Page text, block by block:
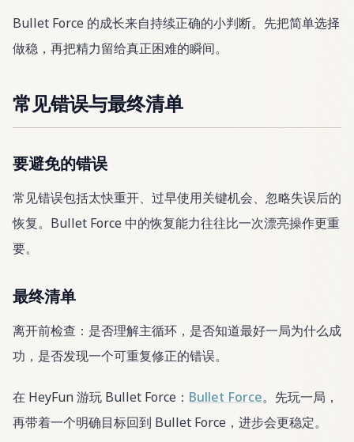
Bullet Force 的成长来自持续正确的小判断。先把简单选择
做稳，再把精力留给真正困难的瞬间。
常见错误与最终清单
要避免的错误
常见错误包括太快重开、过早使用关键机会、忽略失误后的
恢复。Bullet Force 中的恢复能力往往比一次漂亮操作更重
要。
最终清单
离开前检查：是否理解主循环，是否知道最好一局为什么成
功，是否发现一个可重复修正的错误。
在 HeyFun 游玩 Bullet Force： Bullet Force。先玩一局，
再带着一个明确目标回到 Bullet Force，进步会更稳定。